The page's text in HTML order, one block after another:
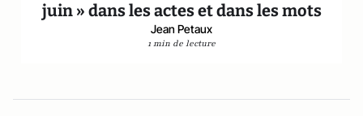
juin » dans les actes et dans les mots
Jean Petaux
1 min de lecture